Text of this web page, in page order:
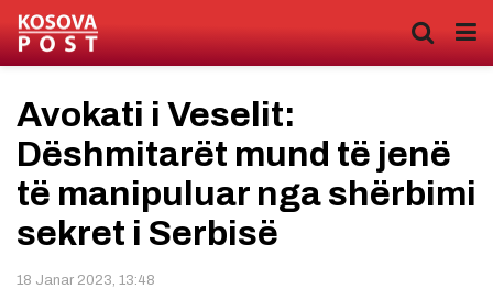
Avokati i Veselit:
Dëshmitarët mund të jenë
të manipuluar nga shërbimi
sekret i Serbisë
18 Janar 2023, 13:48